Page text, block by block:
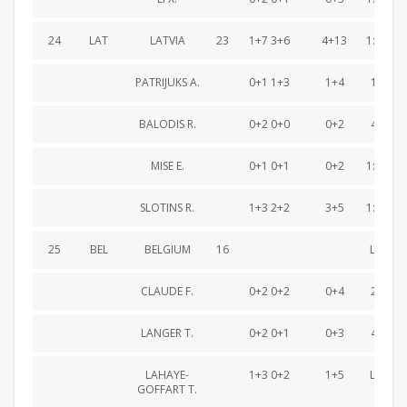
24 LAT LATVIA 23 1+7 3+6 4+13
PATRIJUKS A. 0+1 1+3 1+4 19:51.6
BALODIS R. 0+2 0+0 0+2 40:32.2
MISE E. 0+1 0+1 0+2
SLOTINS R. 1+3 2+2 3+5
25 BEL BELGIUM 16
CLAUDE F. 0+2 0+2 0+4 20:07.3
LANGER T. 0+2 0+1 0+3 40:14.5
LAHAYE-
GOFFART T.
1+3 0+2 1+5